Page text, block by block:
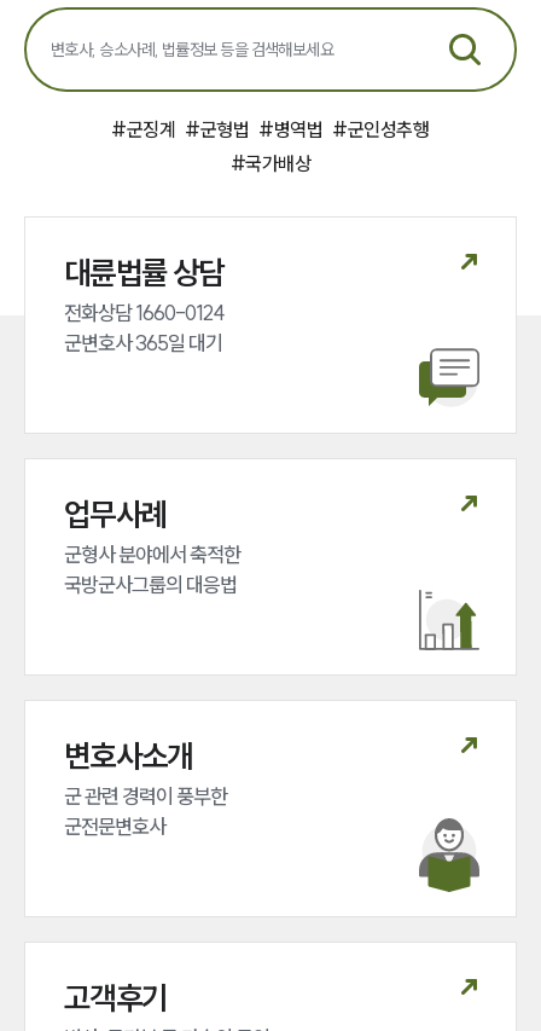
그룹소개
글로벌 파트너 로펌
고객의 소리
법률정보
법률지식인
#군징계 #군형법 #병역법 #군인성추행
#국가배상
대륜법률 상담
전화상담 1660-0124
군변호사 365일 대기
업무사례
군형사 분야에서 축적한
국방군사그룹의 대응법
변호사소개
군 관련 경력이 풍부한
군전문변호사
고객후기